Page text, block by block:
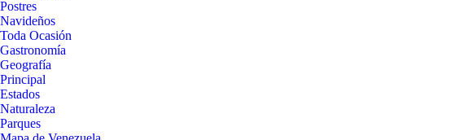
Postres
Navideños
Toda Ocasión
Gastronomía
Geografía
Principal
Estados
Naturaleza
Parques